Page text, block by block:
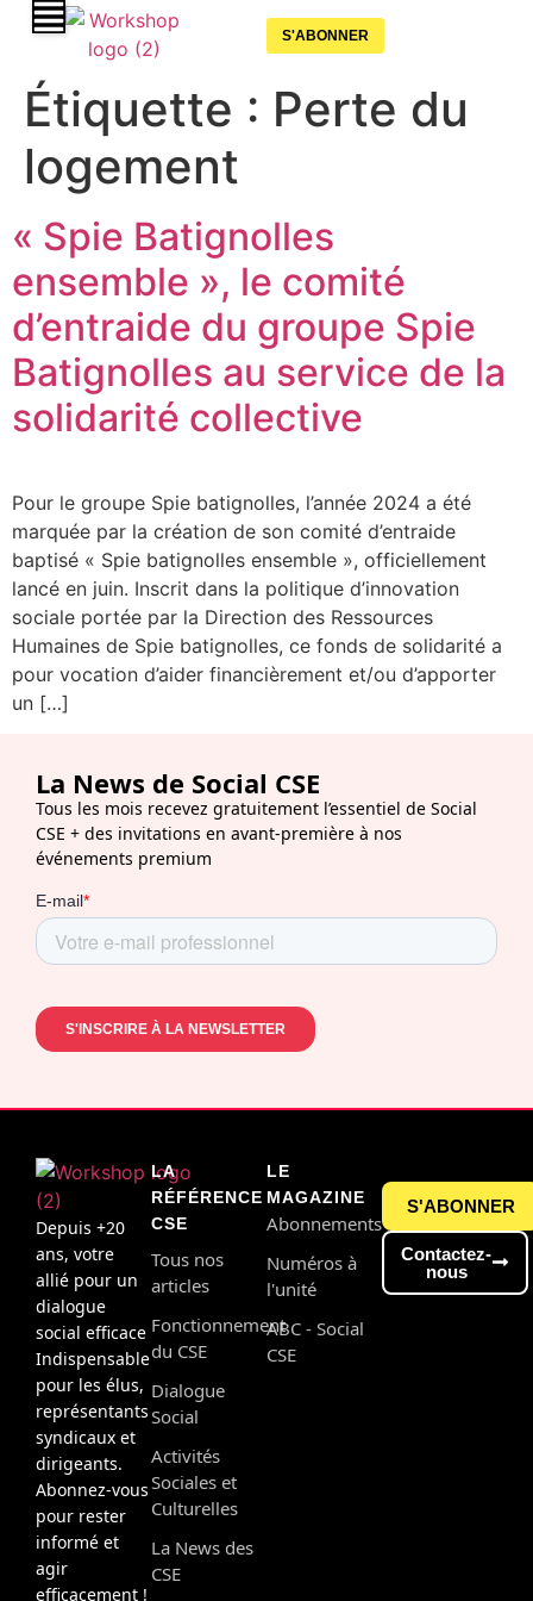
S'ABONNER
Étiquette : Perte du
logement
« Spie Batignolles
ensemble », le comité
d’entraide du groupe Spie
Batignolles au service de la
solidarité collective
Pour le groupe Spie batignolles, l’année 2024 a été
marquée par la création de son comité d’entraide
baptisé « Spie batignolles ensemble », officiellement
lancé en juin. Inscrit dans la politique d’innovation
sociale portée par la Direction des Ressources
Humaines de Spie batignolles, ce fonds de solidarité a
pour vocation d’aider financièrement et/ou d’apporter
un […]
La News de Social CSE
Tous les mois recevez gratuitement l’essentiel de Social
CSE + des invitations en avant-première à nos
événements premium
Depuis +20
ans, votre
allié pour un
dialogue
social efficace
Indispensable
pour les élus,
représentants
syndicaux et
dirigeants.
Abonnez-vous
pour rester
informé et
agir
efficacement !
LA
RÉFÉRENCE
CSE
Tous nos
articles
Fonctionnement
du CSE
Dialogue
Social
Activités
Sociales et
Culturelles
La News des
CSE
LE
MAGAZINE
Abonnements
Numéros à
l'unité
ABC - Social
CSE
S'ABONNER
Contactez-
nous